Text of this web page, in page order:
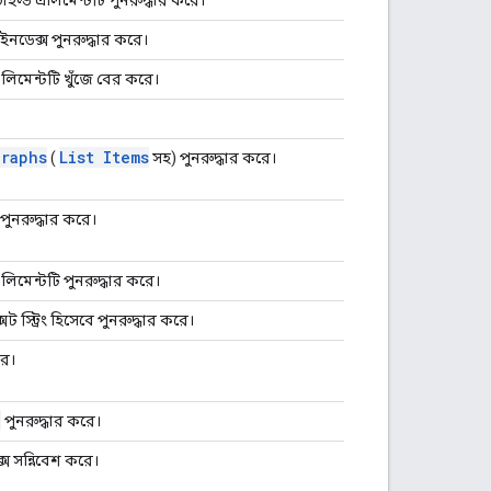
ইনডেক্স পুনরুদ্ধার করে।
খুঁজে বের করে।
( List Itemsসহ) পুনরুদ্ধার করে।
পুনরুদ্ধার করে।
পুনরুদ্ধার করে।
স্ট্রিং হিসেবে পুনরুদ্ধার করে।
পুনরুদ্ধার করে।
সন্নিবেশ করে।